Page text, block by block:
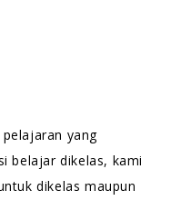
yang
belajar dikelas, kami
dikelas maupun